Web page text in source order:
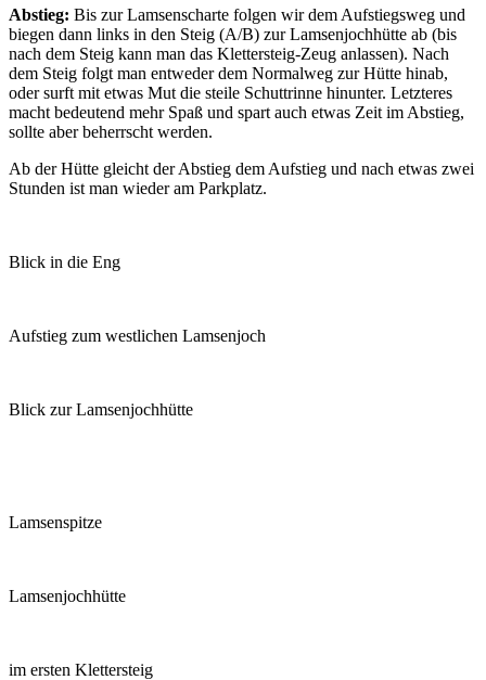
Abstieg: Bis zur Lamsenscharte folgen wir dem Aufstiegsweg und
biegen dann links in den Steig (A/B) zur Lamsenjochhütte ab (bis
nach dem Steig kann man das Klettersteig-Zeug anlassen). Nach
dem Steig folgt man entweder dem Normalweg zur Hütte hinab,
oder surft mit etwas Mut die steile Schuttrinne hinunter. Letzteres
macht bedeutend mehr Spaß und spart auch etwas Zeit im Abstieg,
sollte aber beherrscht werden.
Ab der Hütte gleicht der Abstieg dem Aufstieg und nach etwas zwei
Stunden ist man wieder am Parkplatz.
Blick in die Eng
Aufstieg zum westlichen Lamsenjoch
Blick zur Lamsenjochhütte
Lamsenspitze
Lamsenjochhütte
im ersten Klettersteig